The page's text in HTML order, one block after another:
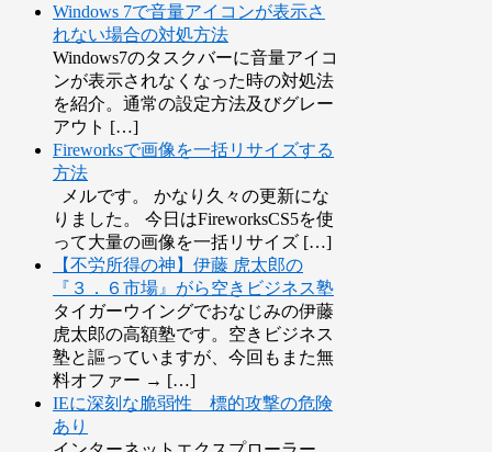
Windows 7で音量アイコンが表示さ
れない場合の対処方法
Windows7のタスクバーに音量アイコ
ンが表示されなくなった時の対処法
を紹介。通常の設定方法及びグレー
アウト […]
Fireworksで画像を一括リサイズする
方法
メルです。 かなり久々の更新にな
りました。 今日はFireworksCS5を使
って大量の画像を一括リサイズ […]
【不労所得の神】伊藤 虎太郎の
『３．６市場』がら空きビジネス塾
タイガーウイングでおなじみの伊藤
虎太郎の高額塾です。空きビジネス
塾と謳っていますが、今回もまた無
料オファー → […]
IEに深刻な脆弱性 標的攻撃の危険
あり